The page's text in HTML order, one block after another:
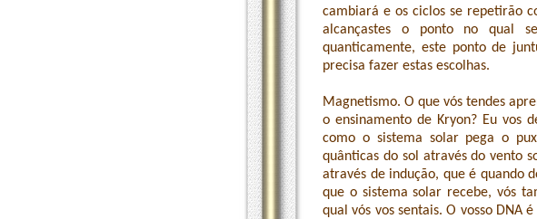
cambiará e os ciclos se repetirão
alcançastes o ponto no qual
quanticamente, este ponto de
precisa fazer estas escolhas.
Magnetismo. O que vós tendes
o ensinamento de Kryon? Eu vos
como o sistema solar pega o
quânticas do sol através do vento
através de indução, que é quando
que o sistema solar recebe, vós
qual vós vos sentais. O vosso DNA